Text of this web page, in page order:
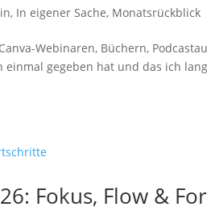
, In eigener Sache, Monatsrückblick
Webinaren, Büchern,
gegeben hat und das ich
Fokus, Flow &